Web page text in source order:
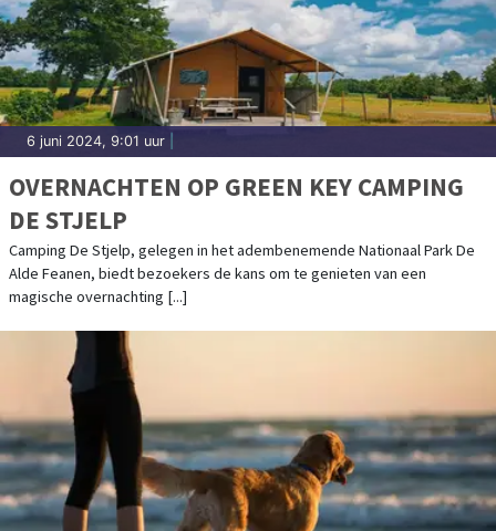
6 juni 2024, 9:01 uur
OVERNACHTEN OP GREEN KEY CAMPING
DE STJELP
Camping De Stjelp, gelegen in het adembenemende Nationaal Park De
Alde Feanen, biedt bezoekers de kans om te genieten van een
magische overnachting [...]